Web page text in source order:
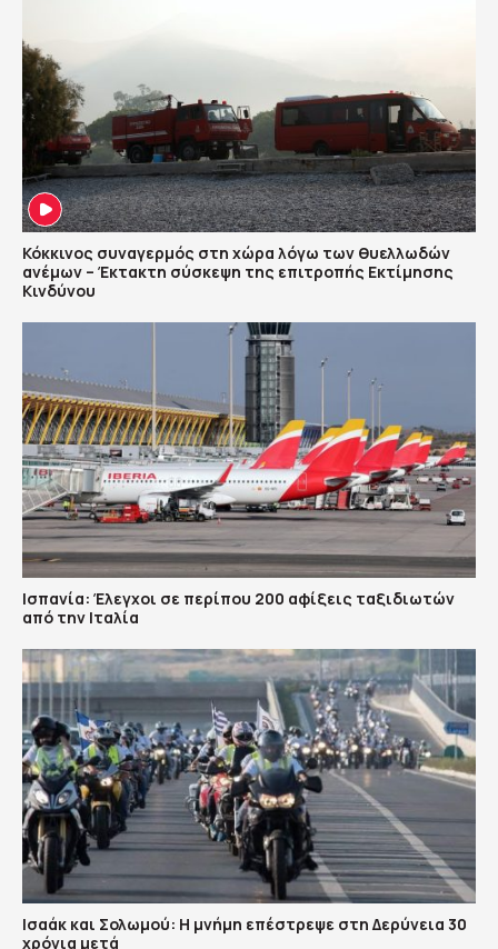
Κόκκινος συναγερμός στη χώρα λόγω των θυελλωδών
ανέμων – Έκτακτη σύσκεψη της επιτροπής Εκτίμησης
Κινδύνου
Ισπανία: Έλεγχοι σε περίπου 200 αφίξεις ταξιδιωτών
από την Ιταλία
Ισαάκ και Σολωμού: Η μνήμη επέστρεψε στη Δερύνεια 30
χρόνια μετά